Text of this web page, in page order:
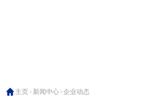
主页 新闻中心 企业动态